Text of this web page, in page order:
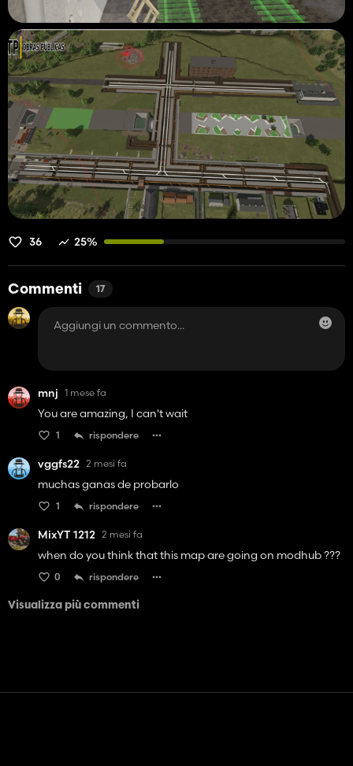
36 25%
Commenti 17
mnj 1 mese fa
You are amazing, I can't wait
1 rispondere
vggfs22 2 mesi fa
muchas ganas de probarlo
1 rispondere
MixYT 1212 2 mesi fa
when do you think that this map are going on modhub ???
0 rispondere
Visualizza più commenti